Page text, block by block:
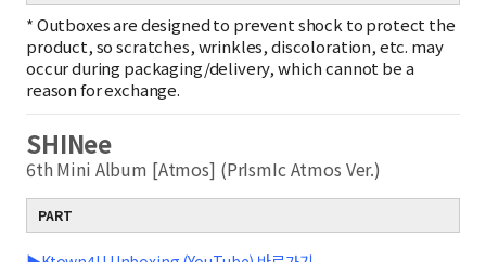
*Outboxes are designed to prevent shock to protect the
product, so scratches, wrinkles, discoloration, etc. may
occur during packaging/delivery, which cannot be a
reason for exchange.
SHINee
6th Mini Album [Atmos] (PrIsmIc Atmos Ver.)
PART